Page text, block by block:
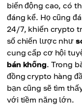
biến động cao, có
đáng kể. Họ cũng
24/7, khiến crypto
số chiến lược như
cung cấp cơ hội
bán khống. Trong
đồng crypto hàng
bạn cũng sẽ tìm
với tiềm năng lớn.